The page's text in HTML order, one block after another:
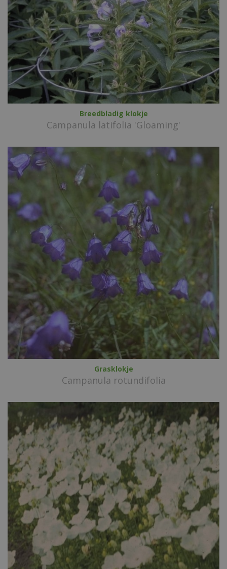
Breedbladig klokje
Campanula latifolia 'Gloaming'
Grasklokje
Campanula rotundifolia